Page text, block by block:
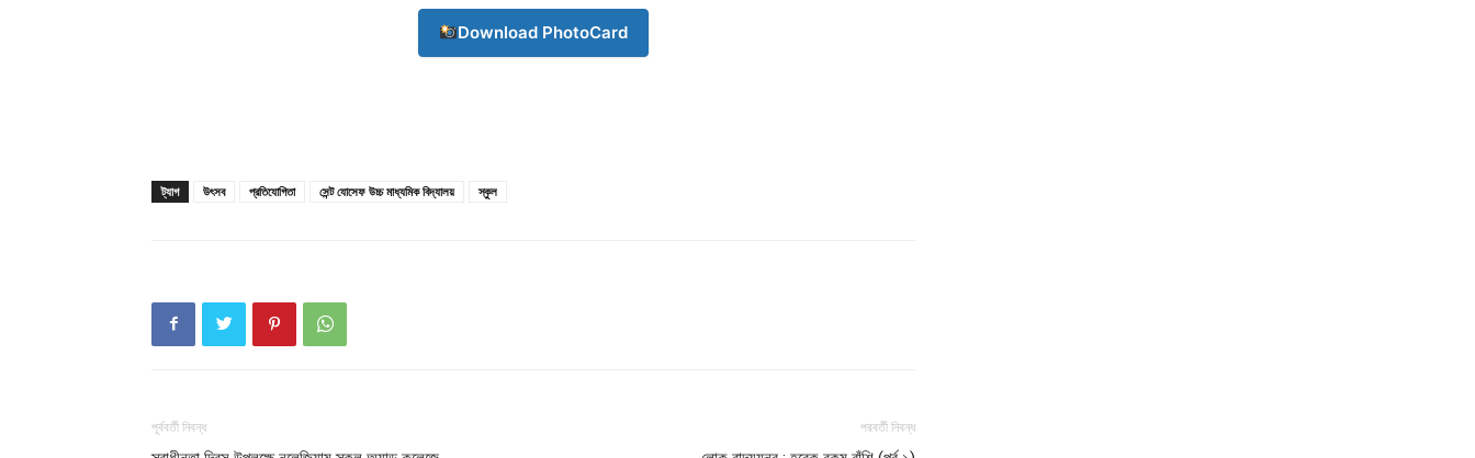
Download PhotoCard
ট্যাগ উৎসব প্রতিযোগিতা সেন্ট যোসেফ উচ্চ মাধ্যমিক বিদ্যালয় স্কুল
পূর্ববর্তী নিবন্ধ পরবর্তী নিবন্ধ